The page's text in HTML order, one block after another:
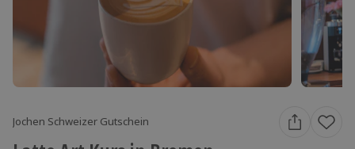
Jochen Schweizer Gutschein